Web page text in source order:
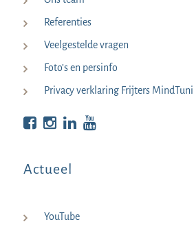
Referenties
Veelgestelde vragen
Foto’s en persinfo
Privacy verklaring Frijters
Bekijk op Facebook
Bekijk op Instagram
Bekijk op LinkedIn
Actueel
YouTube